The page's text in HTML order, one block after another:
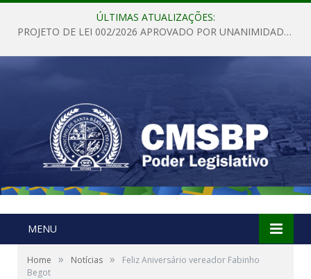
ÚLTIMAS ATUALIZAÇÕES:
PROJETO DE LEI 002/2026 APROVADO POR UNANIMIDADE EM SESSÃO ORDINÁRIA NESTA QUINTA – FEIRA 28 DE MAIO DE 2026
MENU
Home » Notícias »
Feliz Aniversário vereador Fabinho
Begot